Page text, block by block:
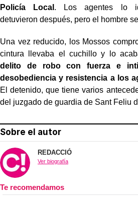
Policía Local . Los agentes lo
detuvieron después, pero el hombre
Una vez reducido, los Mossos
cintura llevaba el cuchillo y lo
delito de robo con fuerza e
desobediencia y resistencia a los
El detenido, que tiene varios
del juzgado de guardia de Sant Feliu
Sobre el autor
REDACCIÓ
Ver biografía